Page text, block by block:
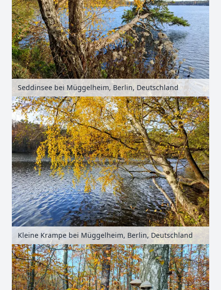
Seddinsee bei Müggelheim, Berlin, Deutschland
Kleine Krampe bei Müggelheim, Berlin, Deutschland